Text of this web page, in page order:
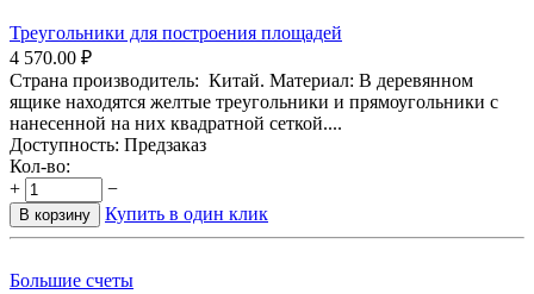
Треугольники для построения площадей
4 570.00 ₽
Страна производитель: Китай. Материал: В деревянном
ящике находятся желтые треугольники и прямоугольники с
нанесенной на них квадратной сеткой....
Доступность: Предзаказ
Кол-во:
+
−
В корзину Купить в один клик
Большие счеты